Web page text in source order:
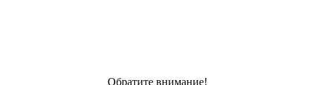
Обратите внимание!